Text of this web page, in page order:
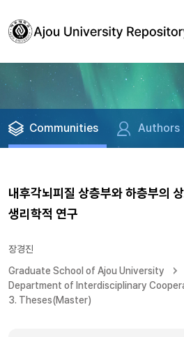
Communities Authors
내후각뇌피질 상층부와 하층부의
생리학적 연구
장경진
Graduate School of Ajou University
Department of Interdisciplinary
3. Theses(Master)